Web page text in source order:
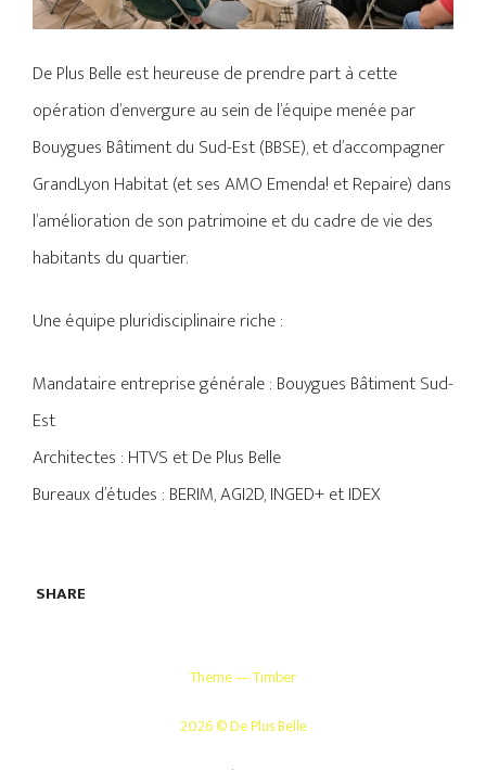
De Plus Belle est heureuse de prendre part à cette
opération d’envergure au sein de l’équipe menée par
Bouygues Bâtiment du Sud-Est (BBSE), et d’accompagner
GrandLyon Habitat (et ses AMO Emenda! et Repaire) dans
l’amélioration de son patrimoine et du cadre de vie des
habitants du quartier.
Une équipe pluridisciplinaire riche :
Mandataire entreprise générale : Bouygues Bâtiment Sud-
Est
Architectes : HTVS et De Plus Belle
Bureaux d’études : BERIM, AGI2D, INGED+ et IDEX
SHARE
Theme — Timber
2026 © De Plus Belle